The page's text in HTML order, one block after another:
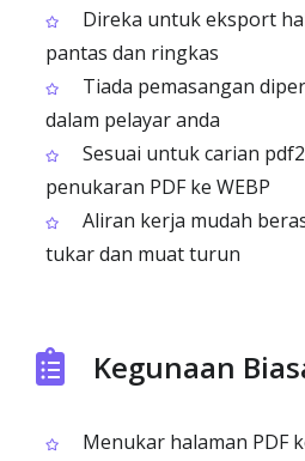
Direka untuk eksport
pantas dan ringkas
Tiada pemasangan
dalam pelayar anda
Sesuai untuk carian
penukaran PDF ke WEBP
Aliran kerja mudah
tukar dan muat turun
Kegunaan
Menukar halaman PDF